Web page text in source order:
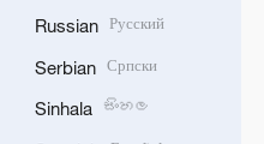
Russian Русский
Serbian Српски
Sinhala සිංහල